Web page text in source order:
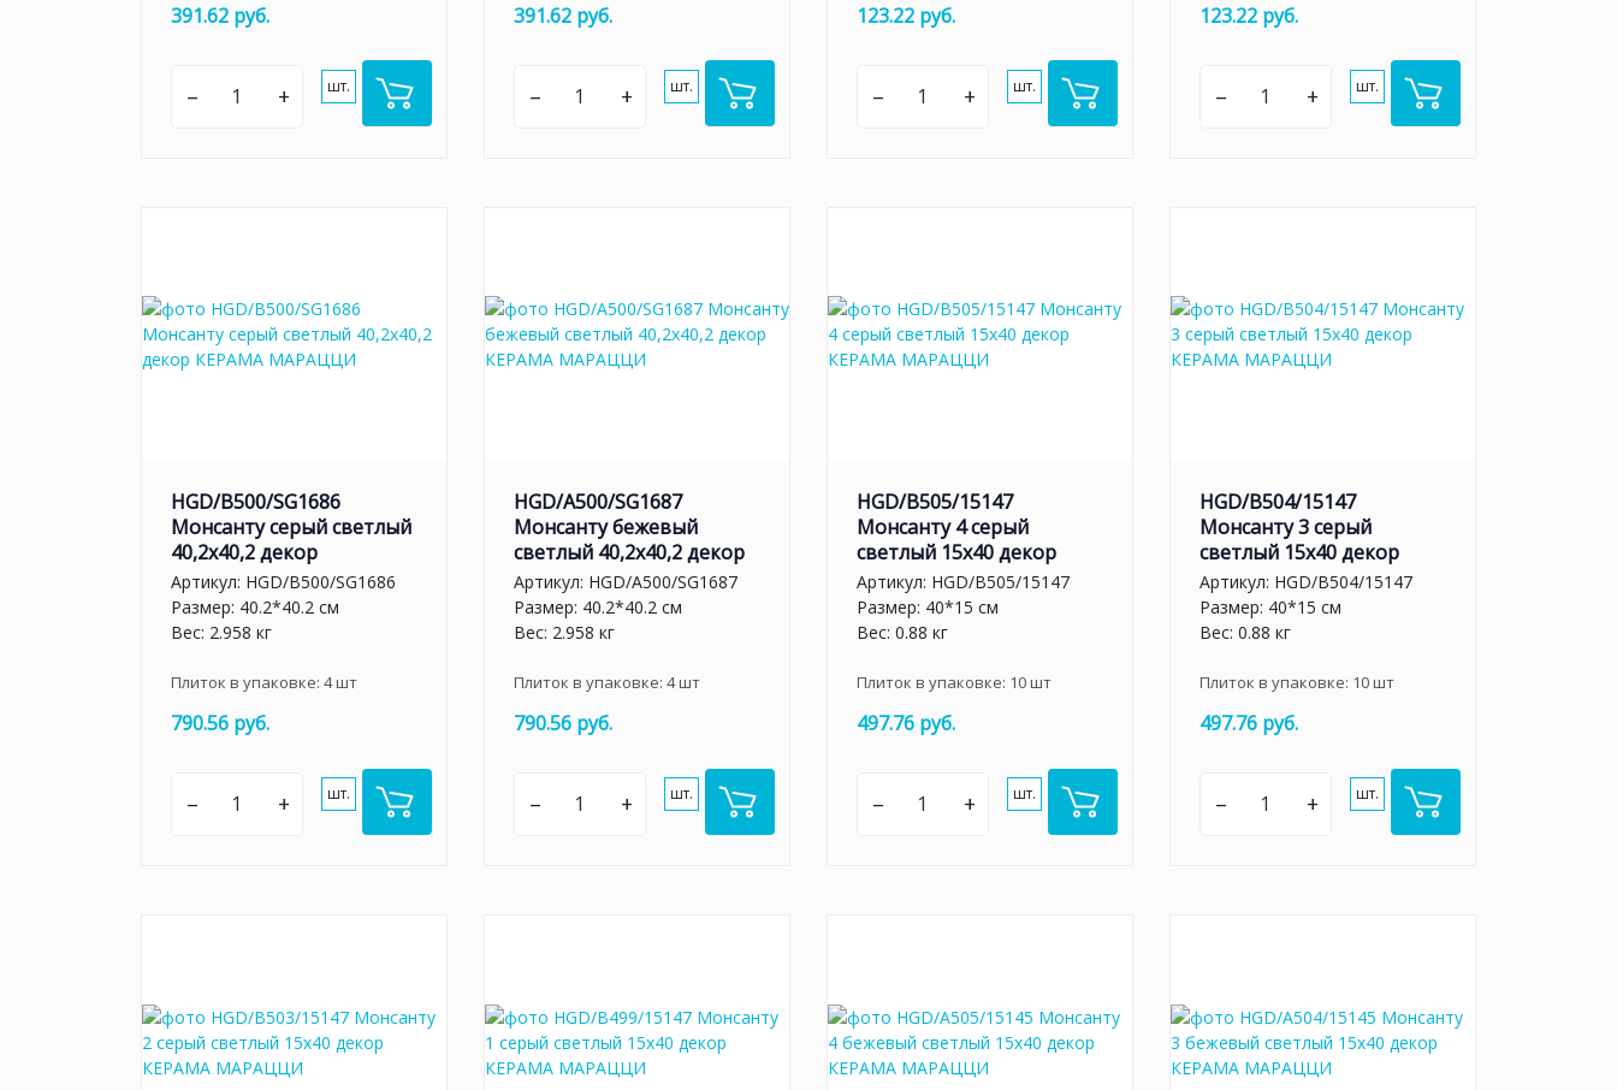
391.62 руб.
– + шт.
391.62 руб.
– + шт.
123.22 руб.
– + шт.
123.22 руб.
– + шт.
HGD/B500/SG1686
Монсанту серый светлый
40,2х40,2 декор
Артикул: HGD/B500/SG1686
Размер: 40.2*40.2 см
Вес: 2.958 кг
Плиток в упаковке: 4шт
790.56 руб.
– + шт.
HGD/A500/SG1687
Монсанту бежевый
светлый 40,2х40,2 декор
Артикул: HGD/A500/SG1687
Размер: 40.2*40.2 см
Вес: 2.958 кг
Плиток в упаковке: 4шт
790.56 руб.
– + шт.
HGD/B505/15147
Монсанту 4 серый
светлый 15х40 декор
Артикул: HGD/B505/15147
Размер: 40*15 см
Вес: 0.88 кг
Плиток в упаковке: 10шт
497.76 руб.
– + шт.
HGD/B504/15147
Монсанту 3 серый
светлый 15х40 декор
Артикул: HGD/B504/15147
Размер: 40*15 см
Вес: 0.88 кг
Плиток в упаковке: 10шт
497.76 руб.
– + шт.